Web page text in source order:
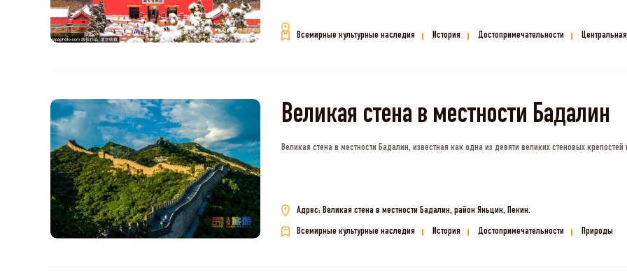
Всемирные культурные наследия История Достопримечательности
Великая стена в местности Бадалин
Великая стена в местности Бадалин, известная как одна из девяти великих стеновых крепостей
Адрес: Великая стена в местности Бадалин, район Яньцин, Пекин.
Всемирные культурные наследия История Достопримечательности Природы